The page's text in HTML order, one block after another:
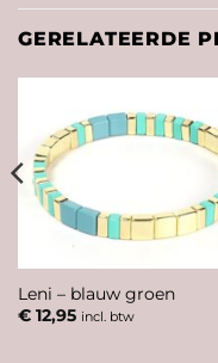
GERELATEERDE
Leni – blauw groen
€12,95 incl. btw